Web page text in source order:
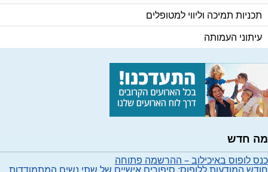
תכניות תמיכה וליווי למטופלים
עיתוני העמותה
מה חדש
כנס לופוס באיכילוב – ההרשמה פתוחה